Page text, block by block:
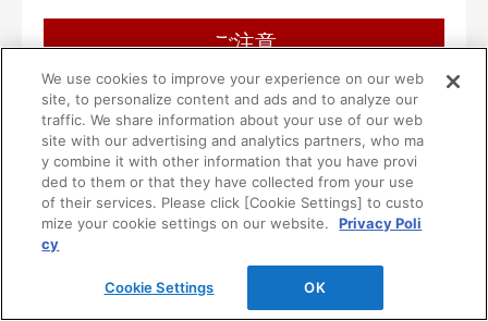
ご注意
ご使用にあたり、ご注意・ご理解いただき
たいこと
■本製品は一般住宅用として設計されています。
病院等の不特定多数の方が使用される場所には使
用しないでください。
■一般家庭用品を収納する製品です。ただし、次の
ような危険な物は収納しないでください。
１）油やシンナーなどの可燃物や薬品
We use cookies to improve your experience on our web
site, to personalize content and ads and to analyze our
traffic. We share information about your use of our web
site with our advertising and analytics partners, who ma
y combine it with other information that you have provi
ded to them or that they have collected from your use
of their services. Please click [Cookie Settings] to custo
mize your cookie settings on our website.
Privacy Poli
cy
Cookie Settings OK